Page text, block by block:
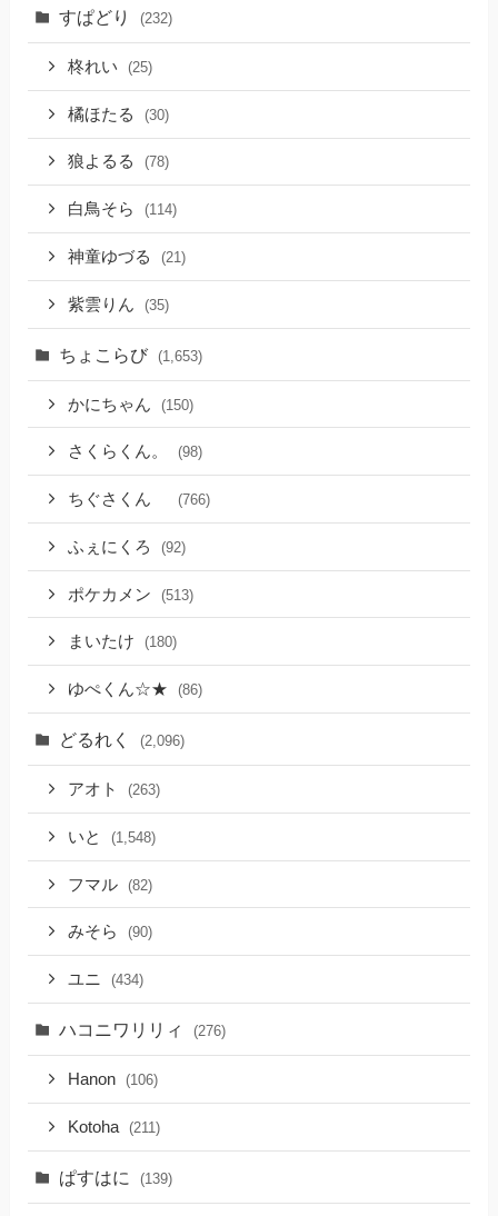
すぱどり (232)
柊れい (25)
橘ほたる (30)
狼よるる (78)
白鳥そら (114)
神童ゆづる (21)
紫雲りん (35)
ちょこらび (1,653)
かにちゃん (150)
さくらくん。 (98)
ちぐさくん (766)
ふぇにくろ (92)
ポケカメン (513)
まいたけ (180)
ゆぺくん☆★ (86)
どるれく (2,096)
アオト (263)
いと (1,548)
フマル (82)
みそら (90)
ユニ (434)
ハコニワリリィ (276)
Hanon (106)
Kotoha (211)
ぱすはに (139)